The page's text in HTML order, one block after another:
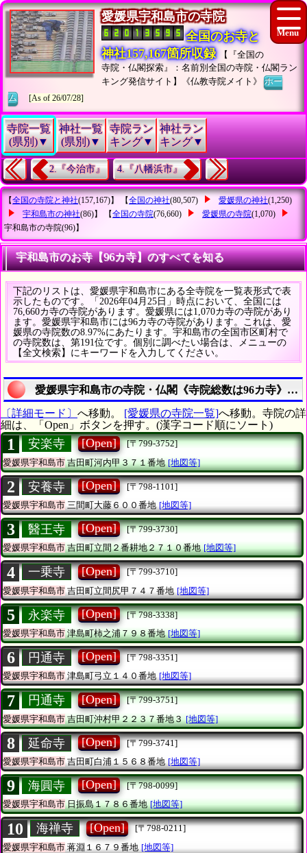
愛媛県宇和島市の寺院
全国のお寺と
神社157,167箇所収録
【『全国の
寺院・仏閣探索』：名前別全国の寺院・仏閣ラン
キング発信サイト】《仏教寺院メイト》ホー
ム
[As of 26/07/28]
寺院一覧
(県別)▼
神社一覧
(県別)▼
寺院ラン
キング▼
神社ラン
キング▼
2.『今治市』 4.『八幡浜市』
【全国の寺院と神社(157,167)】 【全国の神社(80,507) 愛媛県の神社(1,250)
宇和島市の神社(86)】 【全国の寺院(76,660) 愛媛県の寺院(1,070)
宇和島市の寺院(96)】
宇和島市のお寺【96カ寺】のすべてを知る
下記のリストは、愛媛県宇和島市にある全寺院を一覧表形式で表
示したものです。「2026年04月25日」時点において、全国には
76,660カ寺の寺院があります。愛媛県には1,070カ寺の寺院があり
ます。愛媛県宇和島市には96カ寺の寺院があります。これは、愛
媛県の寺院数の8.97%にあたります。宇和島市の全国市区町村で
の寺院数は、第191位です。個別に調べたい場合は、メニューの
【全文検索】にキーワードを入力してください。
愛媛県宇和島市の寺院・仏閣《寺院総数は96カ寺》を
〔詳細モード〕 へ移動。 [愛媛県の寺院一覧]へ移動。寺院の詳
細は、「Open」ボタンを押す。(漢字コード順にソート)
1 安楽寺 [Open]
[〒799-3752]
愛媛県宇和島市吉田町河内甲３７１番地 [地図等]
2 安養寺 [Open]
[〒798-1101]
愛媛県宇和島市三間町大藤６００番地 [地図等]
3 醫王寺 [Open]
[〒799-3730]
愛媛県宇和島市吉田町立間２番耕地２７１０番地 [地図等]
4 一乗寺 [Open]
[〒799-3710]
愛媛県宇和島市 吉田町立間尻甲７４７番地 [地図等]
5 永楽寺 [Open]
[〒798-3338]
愛媛県宇和島市津島町柿之浦７９８番地 [地図等]
6 円通寺 [Open]
[〒798-3351]
愛媛県宇和島市津島町弓立１４０番地 [地図等]
7 円通寺 [Open]
[〒799-3751]
愛媛県宇和島市吉田町沖村甲２２３７番地３ [地図等]
8 延命寺 [Open]
[〒799-3741]
愛媛県宇和島市吉田町白浦１５６８番地 [地図等]
9 海圓寺 [Open]
[〒798-0099]
愛媛県宇和島市日振島１７８６番地 [地図等]
10 海禅寺 [Open]
[〒798-0211]
愛媛県宇和島市 蒋淵１６７９番地 [地図等]